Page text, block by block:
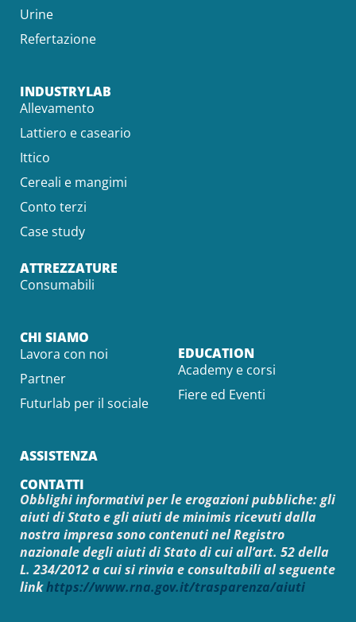
Urine
Refertazione
INDUSTRYLAB
Allevamento
Lattiero e caseario
Ittico
Cereali e mangimi
Conto terzi
Case study
ATTREZZATURE
Consumabili
CHI SIAMO
Lavora con noi
Partner
Futurlab per il sociale
EDUCATION
Academy e corsi
Fiere ed Eventi
ASSISTENZA
CONTATTI
Obblighi informativi per le erogazioni pubbliche: gli
aiuti di Stato e gli aiuti de minimis ricevuti dalla
nostra impresa sono contenuti nel Registro
nazionale degli aiuti di Stato di cui all’art. 52 della
L. 234/2012 a cui si rinvia e consultabili al seguente
linkhttps://www.rna.gov.it/trasparenza/aiuti